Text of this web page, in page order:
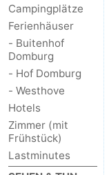
Campingplätze
Ferienhäuser
- Buitenhof
Domburg
- Hof Domburg
- Westhove
Hotels
Zimmer (mit
Frühstück)
Lastminutes